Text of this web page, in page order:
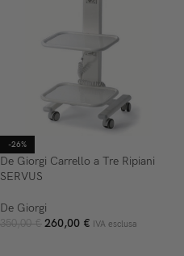
-26%
De Giorgi Carrello a Tre Ripiani
SERVUS
De Giorgi
350,00€ 260,00 € IVA esclusa